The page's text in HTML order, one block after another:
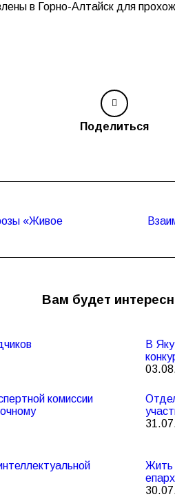
в Горно-Алтайск для
Поделиться
«Живое
Вам будет
В
комиссии
Жить